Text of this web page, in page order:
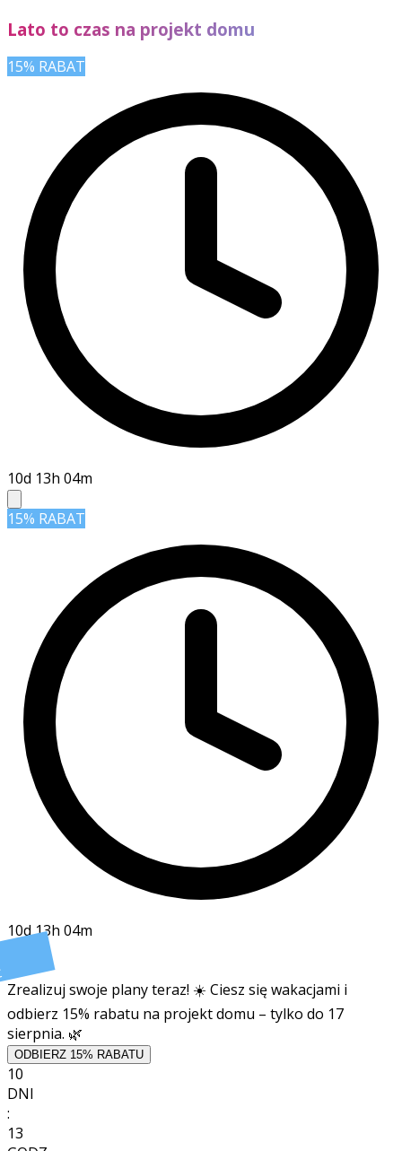
Lato to czas na projekt domu
15% RABAT
10d 13h 04m
15% RABAT
10d 13h 04m
Zrealizuj swoje plany teraz! ☀️ Ciesz się wakacjami i
odbierz 15% rabatu na projekt domu – tylko do 17
sierpnia. 🌿
ODBIERZ 15% RABATU
10
DNI
:
13